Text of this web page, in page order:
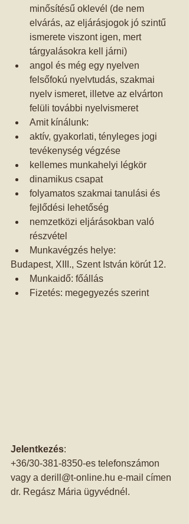
minősítésű oklevél (de nem
elvárás, az eljárásjogok jó szintű
ismerete viszont igen, mert
tárgyalásokra kell járni)
angol és még egy nyelven
felsőfokú nyelvtudás, szakmai
nyelv ismeret, illetve az elvárton
felüli további nyelvismeret
Amit kínálunk:
aktív, gyakorlati, tényleges jogi
tevékenység végzése
kellemes munkahelyi légkör
dinamikus csapat
folyamatos szakmai tanulási és
fejlődési lehetőség
nemzetközi eljárásokban való
részvétel
Munkavégzés helye:
Budapest, XIII., Szent István körút 12.
Munkaidő: főállás
Fizetés: megegyezés szerint
Jelentkezés:
+36/30-381-8350-es telefonszámon
vagy a derill@t-online.hu e-mail címen
dr. Regász Mária ügyvédnél.